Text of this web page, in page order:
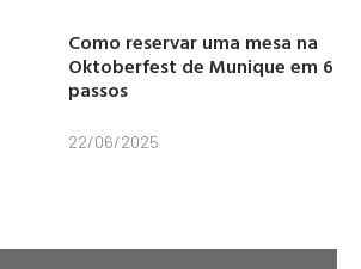
Como reservar uma mesa na
Oktoberfest de Munique em 6
passos
22/06/2025